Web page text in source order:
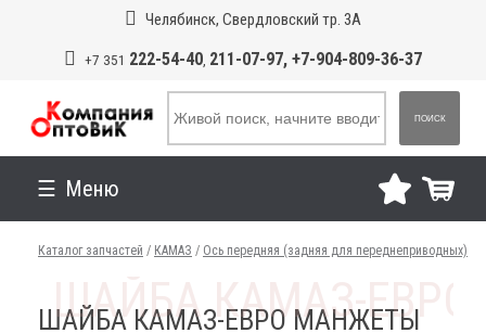
Челябинск, Свердловский тр. 3А
+7 351 222-54-40, 211-07-97, +7-904-809-36-37
ПОИСК
Меню
Каталог запчастей / КАМАЗ / Ось передняя (задняя для переднеприводных)
ШАЙБА КАМАЗ-ЕВРО МАНЖЕТЫ